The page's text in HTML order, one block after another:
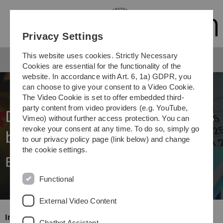
Skip
Skip
Skip
Skip
Die Unterfinanzierung muss
beendet werden
Exzellent und insolvent?
In den vergangenen 20 Jahren hat sich die
Privacy Settings
This website uses cookies. Strictly Necessary
Cookies are essential for the functionality of the
website. In accordance with Art. 6, 1a) GDPR, you
can choose to give your consent to a Video Cookie.
The Video Cookie is set to offer embedded third-
party content from video providers (e.g. YouTube,
Vimeo) without further access protection. You can
revoke your consent at any time. To do so, simply go
to our privacy policy page (link below) and change
the cookie settings.
Functional
External Video Content